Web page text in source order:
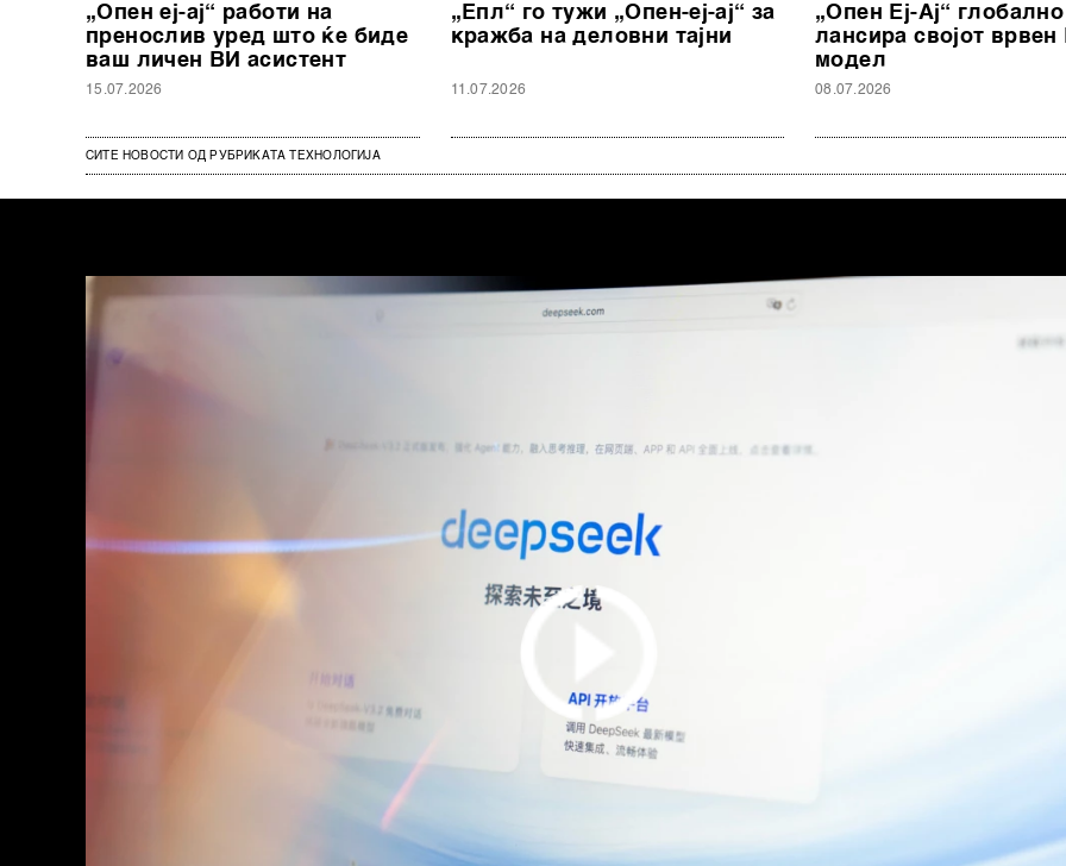
„Опен еј-ај“ работи на
пренослив уред што ќе биде
ваш личен ВИ асистент
15.07.2026
„Епл“ го тужи „Опен-еј-ај“ за
кражба на деловни тајни
11.07.2026
„Опен Еј-Ај“ глобално
лансира својот врвен
модел
08.07.2026
СИТЕ НОВОСТИ ОД РУБРИКАТА ТЕХНОЛОГИЈА